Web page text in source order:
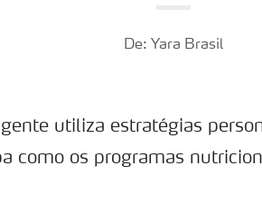
De: Yara Brasil
utiliza estratégias
como os programas